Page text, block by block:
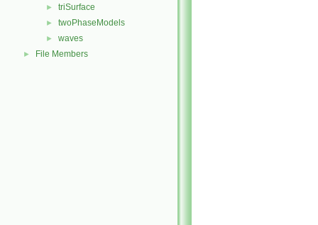
► triSurface
► twoPhaseModels
► waves
► File Members